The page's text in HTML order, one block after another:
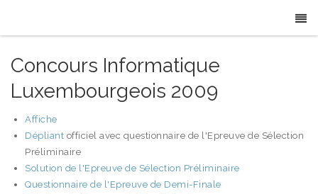
Concours Informatique
Luxembourgeois 2009
Affiche
Dépliant officiel avec questionnaire de l'Epreuve de Sélection
Préliminaire
Solution de l'Epreuve de Sélection Préliminaire
Questionnaire de l'Epreuve de Demi-Finale